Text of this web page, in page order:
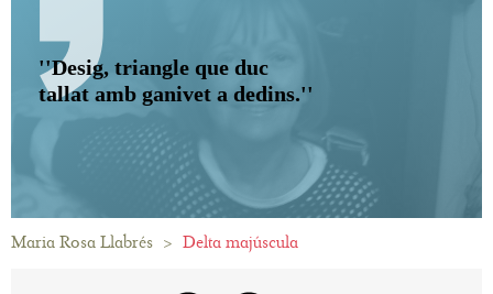
''Desig, triangle que duc
tallat amb ganivet a dedins.''
Maria Rosa Llabrés > Delta majúscula